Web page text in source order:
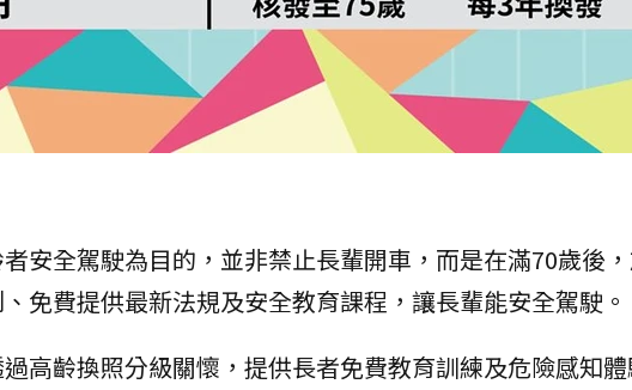
安全駕駛為目的，並非禁止長輩開車，而是在滿70歲後
免費提供最新法規及安全教育課程，讓長輩能安全駕駛。
高齡換照分級關懷，提供長者免費教育訓練及危險感知